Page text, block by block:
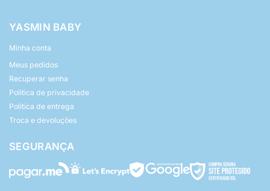
YASMIN BABY
Minha conta
Meus pedidos
Recuperar senha
Política de privacidade
Política de entrega
Troca e devoluções
SEGURANÇA